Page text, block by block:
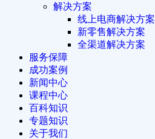
解决方案
线上电商解决方案
新零售解决方案
全渠道解决方案
服务保障
成功案例
新闻中心
课程中心
百科知识
专题知识
关于我们